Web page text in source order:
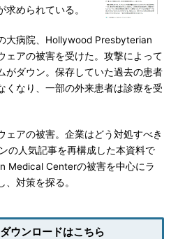
められている。
大病院、Hollywood Presbyterian
ェアの被害を受けた。攻撃によって
がダウン。保存していた過去の患者
くなり、一部の外来患者は診療を受
アの被害。企業はどう対処すべき
の人気記事を再構成した本資料で
Medical Centerの被害を中心にラ
対策を探る。
ウンロードはこちら